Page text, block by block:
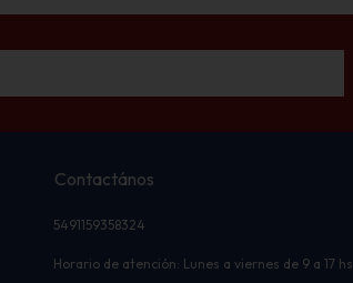
Contactános
5491159358324
Horario de atención: Lunes a viernes de 9 a 17 hs